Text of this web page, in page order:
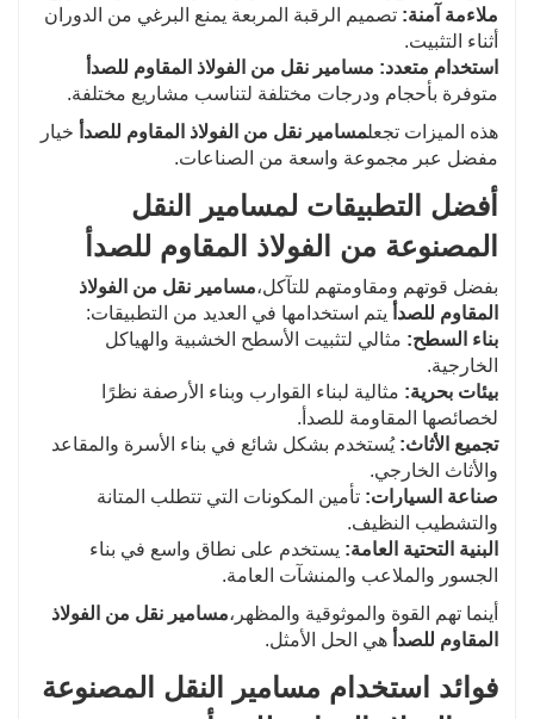
ملاءمة آمنة: تصميم الرقبة المربعة يمنع البرغي من الدوران
أثناء التثبيت.
استخدام متعدد: مسامير نقل من الفولاذ المقاوم للصدأ
متوفرة بأحجام ودرجات مختلفة لتناسب مشاريع مختلفة.
هذه الميزات تجعلمسامير نقل من الفولاذ المقاوم للصدأ خيار
مفضل عبر مجموعة واسعة من الصناعات.
أفضل التطبيقات لمسامير النقل
المصنوعة من الفولاذ المقاوم للصدأ
بفضل قوتهم ومقاومتهم للتآكل،مسامير نقل من الفولاذ
المقاوم للصدأ يتم استخدامها في العديد من التطبيقات:
بناء السطح: مثالي لتثبيت الأسطح الخشبية والهياكل
الخارجية.
بيئات بحرية: مثالية لبناء القوارب وبناء الأرصفة نظرًا
لخصائصها المقاومة للصدأ.
تجميع الأثاث: يُستخدم بشكل شائع في بناء الأسرة والمقاعد
والأثاث الخارجي.
صناعة السيارات: تأمين المكونات التي تتطلب المتانة
والتشطيب النظيف.
البنية التحتية العامة: يستخدم على نطاق واسع في بناء
الجسور والملاعب والمنشآت العامة.
أينما تهم القوة والموثوقية والمظهر،مسامير نقل من الفولاذ
المقاوم للصدأ هي الحل الأمثل.
فوائد استخدام مسامير النقل المصنوعة